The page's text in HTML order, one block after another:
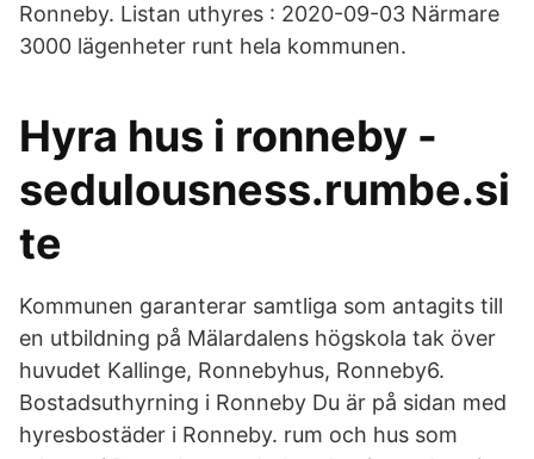
Ronneby. Listan uthyres : 2020-09-03 Närmare
3000 lägenheter runt hela kommunen.
Hyra hus i ronneby -
sedulousness.rumbe.si
te
Kommunen garanterar samtliga som antagits till
en utbildning på Mälardalens högskola tak över
huvudet Kallinge, Ronnebyhus, Ronneby6.
Bostadsuthyrning i Ronneby Du är på sidan med
hyresbostäder i Ronneby. rum och hus som